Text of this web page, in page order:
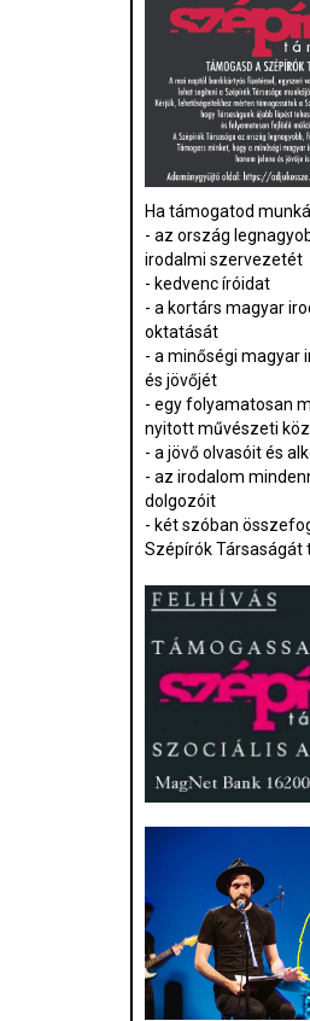
Ha támogatod
- az ország
irodalmi szervezetét
- kedvenc íróidat
- a kortárs magyar
oktatását
- a minőségi magyar
és jövőjét
- egy folyamatosan
nyitott művészeti
- a jövő olvasóit és
- az irodalom
dolgozóit
- két szóban
Szépírók Társaságát